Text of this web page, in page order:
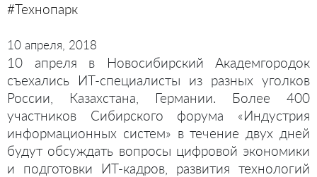
#Технопарк
10 апреля, 2018
10 апреля в Новосибирский Академгородок
съехались ИТ-специалисты из разных уголков
России, Казахстана, Германии. Более 400
участников Сибирского форума «Индустрия
информационных систем» в течение двух дней
будут обсуждать вопросы цифровой экономики
и подготовки ИТ-кадров, развития технологий